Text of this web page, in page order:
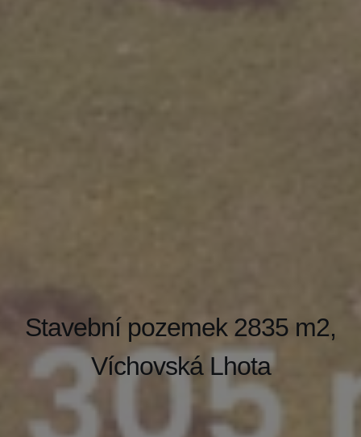
Stavební pozemek 2835 m2,
Víchovská Lhota